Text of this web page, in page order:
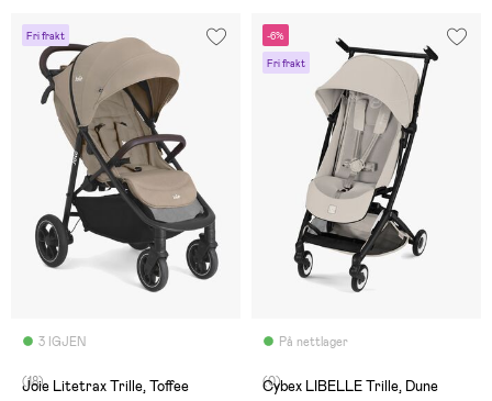
Fri frakt
3 IGJEN
(18)
Joie Litetrax Trille, Toffee
-6%
Fri frakt
På nettlager
(0)
Cybex LIBELLE Trille, Dune